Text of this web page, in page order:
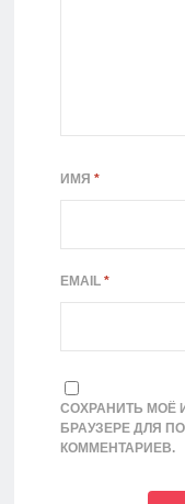
ИМЯ *
EMAIL *
СОХРАНИТЬ МОЁ
БРАУЗЕРЕ ДЛЯ
КОММЕНТАРИЕВ.